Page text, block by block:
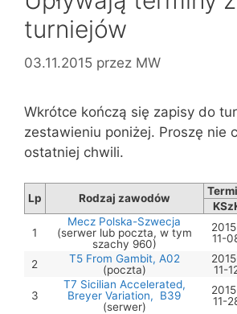
turniejów
03.11.2015 przez MW
Wkrótce kończą się zapisy do
zestawieniu poniżej. Proszę nie
ostatniej chwili.
Lp Rodzaj zawodów
1
Mecz Polska-Szwecja
(serwer lub poczta, w tym
szachy 960)
11-
2
T5 From Gambit, A02
(poczta)
11-
3
T7 Sicilian Accelerated,
Breyer Variation, B39
(serwer)
11-